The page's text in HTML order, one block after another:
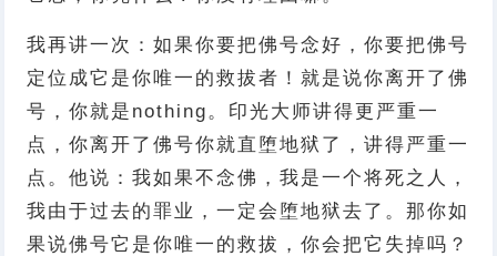
我再讲一次：如果你要把佛号念好，你要把佛号
定位成它是你唯一的救拔者！就是说你离开了佛
号，你就是nothing。印光大师讲得更严重一
点，你离开了佛号你就直堕地狱了，讲得严重一
点。他说：我如果不念佛，我是一个将死之人，
我由于过去的罪业，一定会堕地狱去了。那你如
果说佛号它是你唯一的救拔，你会把它失掉吗？